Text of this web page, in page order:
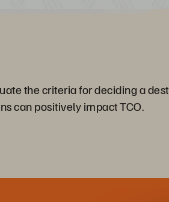
the criteria for deciding a
can positively impact TCO.